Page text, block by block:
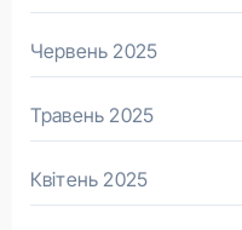
Червень 2025
Травень 2025
Квітень 2025